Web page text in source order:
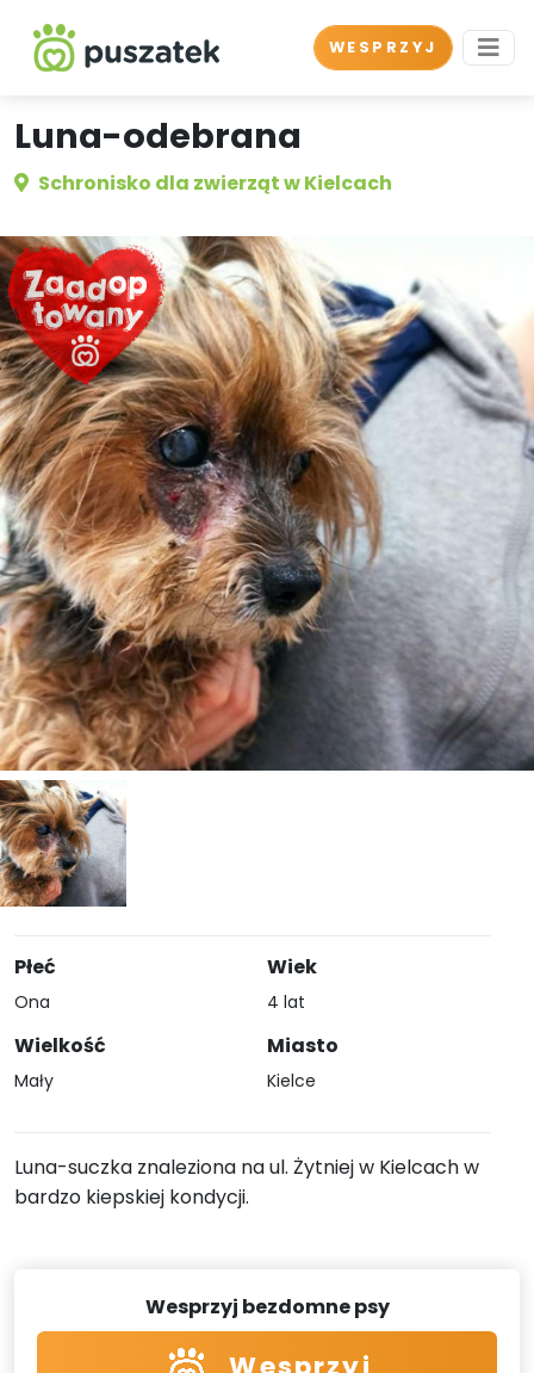
WESPRZYJ
Luna-odebrana
Schronisko dla zwierząt w Kielcach
Płeć
Ona
Wielkość
Mały
Wiek
4 lat
Miasto
Kielce
Luna-suczka znaleziona na ul. Żytniej w Kielcach w
bardzo kiepskiej kondycji.
Wesprzyj bezdomne psy